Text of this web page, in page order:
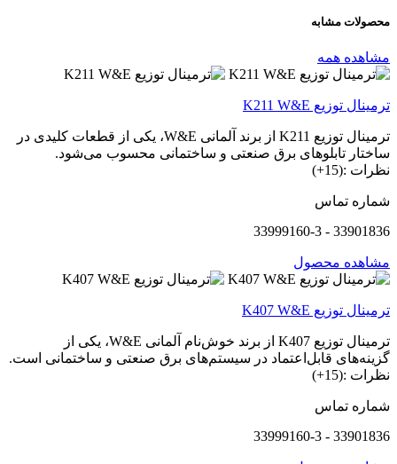
محصولات مشابه
مشاهده همه
ترمینال توزیع K211 W&E
ترمینال توزیع K211 از برند آلمانی W&E، یکی از قطعات کلیدی در
ساختار تابلوهای برق صنعتی و ساختمانی محسوب می‌شود.
نظرات :(15+)
شماره تماس
33901836 - 33999160-3
مشاهده محصول
ترمینال توزیع K407 W&E
ترمینال توزیع K407 از برند خوش‌نام آلمانی W&E، یکی از
گزینه‌های قابل‌اعتماد در سیستم‌های برق صنعتی و ساختمانی است.
نظرات :(15+)
شماره تماس
33901836 - 33999160-3